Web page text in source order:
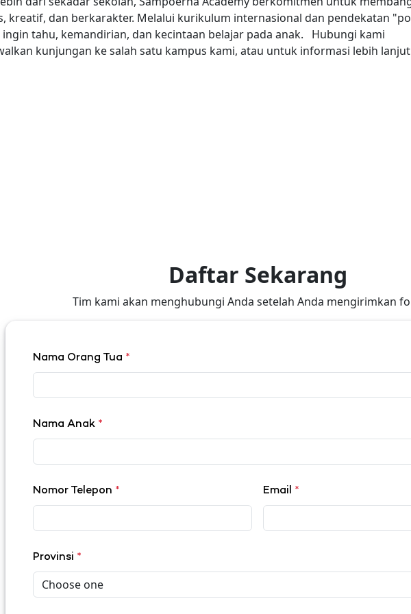
kreatif, dan berkarakter. Melalui kurikulum internasional dan pendekatan
tahu, kemandirian, dan kecintaan belajar pada anak.
Hubungi kami
kunjungan ke salah satu kampus kami, atau untuk informasi lebih lanjut
Daftar Sekarang
Tim kami akan menghubungi Anda setelah Anda mengirimkan
Nama Orang Tua *
Nama Anak *
Nomor Telepon * Email *
Provinsi *